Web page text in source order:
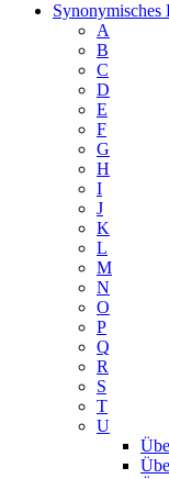
Synonymisches
A
B
C
D
E
F
G
H
I
J
K
L
M
N
O
P
Q
R
S
T
U